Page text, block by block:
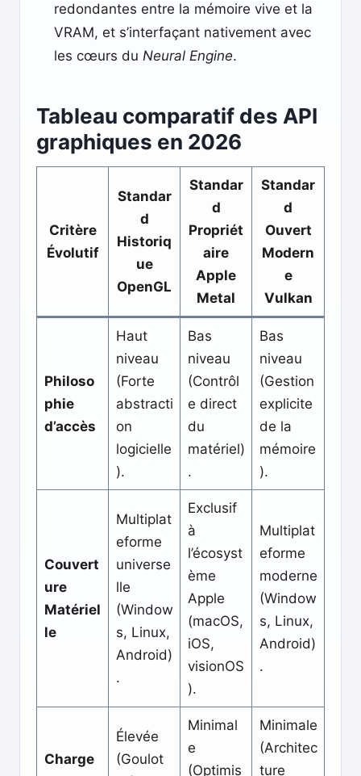
redondantes entre la mémoire vive et la
VRAM, et s’interfaçant nativement avec
les cœurs du Neural Engine.
Tableau comparatif des API
graphiques en 2026
Critère
Évolutif
Standar
d
Historiq
ue
OpenGL
Standar
d
Propriét
aire
Apple
Metal
Standar
d
Ouvert
Modern
e
Vulkan
Philoso
phie
d’accès
Haut
niveau
(Forte
abstracti
on
logicielle
).
Bas
niveau
(Contrôl
e direct
du
matériel)
.
Bas
niveau
(Gestion
explicite
de la
mémoire
).
Couvert
ure
Matériel
le
Multiplat
eforme
universe
lle
(Window
s, Linux,
Android)
.
Exclusif
à
l’écosyst
ème
Apple
(macOS,
iOS,
visionOS
).
Multiplat
eforme
moderne
(Window
s, Linux,
Android)
.
Charge
Élevée
(Goulot
Minimal
e
(Optimis
Minimale
(Architec
ture